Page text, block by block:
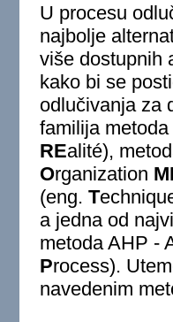
U procesu
najbolje
više dostupnih
kako bi se
odlučivanja za
familija
REalité),
Organization
(eng. T
a jedna od
metoda AHP -
Process).
navedenim